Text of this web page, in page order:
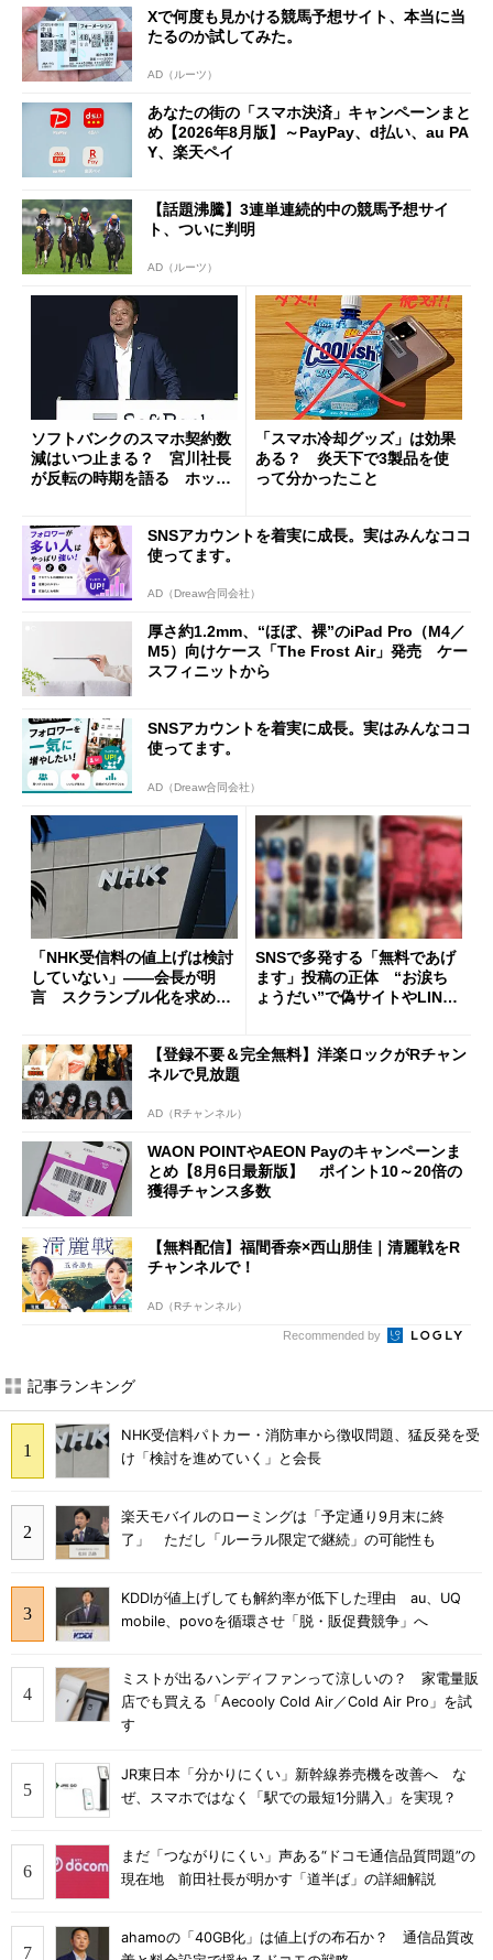
Xで何度も見かける競馬予想サイト、本当に当
たるのか試してみた。
AD（ルーツ）
あなたの街の「スマホ決済」キャンペーンまと
め【2026年8月版】～PayPay、d払い、au PA
Y、楽天ペイ
【話題沸騰】3連単連続的中の競馬予想サイ
ト、ついに判明
AD（ルーツ）
ソフトバンクのスマホ契約数
減はいつ止まる？ 宮川社長
が反転の時期を語る ホッピ
「スマホ冷却グッズ」は効果
ある？ 炎天下で3製品を使
って分かったこと
SNSアカウントを着実に成長。実はみんなココ
使ってます。
AD（Dreaw合同会社）
厚さ約1.2mm、“ほぼ、裸”のiPad Pro（M4／
M5）向けケース「The Frost Air」発売 ケー
スフィニットから
SNSアカウントを着実に成長。実はみんなココ
使ってます。
AD（Dreaw合同会社）
「NHK受信料の値上げは検討
していない」――会長が明
言 スクランブル化を求める
SNSで多発する「無料であげ
ます」投稿の正体 “お涙ち
ょうだい”で偽サイトやLINE
【登録不要＆完全無料】洋楽ロックがRチャン
ネルで見放題
AD（Rチャンネル）
WAON POINTやAEON Payのキャンペーンま
とめ【8月6日最新版】 ポイント10～20倍の
獲得チャンス多数
【無料配信】福間香奈×西山朋佳｜清麗戦をR
チャンネルで！
AD（Rチャンネル）
Recommended by
記事ランキング
NHK受信料パトカー・消防車から徴収問題、猛反発を受
け「検討を進めていく」と会長
楽天モバイルのローミングは「予定通り9月末に終
了」 ただし「ルーラル限定で継続」の可能性も
KDDIが値上げしても解約率が低下した理由 au、UQ
mobile、povoを循環させ「脱・販促費競争」へ
ミストが出るハンディファンって涼しいの？ 家電量販
店でも買える「Aecooly Cold Air／Cold Air Pro」を試
す
JR東日本「分かりにくい」新幹線券売機を改善へ な
ぜ、スマホではなく「駅での最短1分購入」を実現？
まだ「つながりにくい」声ある“ドコモ通信品質問題”の
現在地 前田社長が明かす「道半ば」の詳細解説
ahamoの「40GB化」は値上げの布石か？ 通信品質改